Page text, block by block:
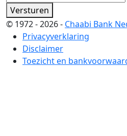
Versturen
© 1972 - 2026 - Chaabi Bank
Privacyverklaring
Disclaimer
Toezicht en